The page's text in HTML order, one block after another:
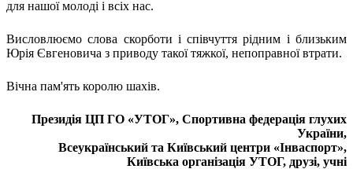
Статут УТОГ
Конвенція ООН
Законодавство
Документи ВФГ
Міжнародні документи
для нашої молоді і всіх нас.
Висловлюємо слова скорботи і співчуття рідним і близьким
Юрія Євгеновича з приводу такої тяжкої, непоправної втрати.
Вічна пам'ять королю шахів.
Президія ЦП ГО «УТОГ», Спортивна федерація глухих
України,
Всеукраїнський та Київський центри «Інваспорт»,
Київська організація УТОГ, друзі, учні